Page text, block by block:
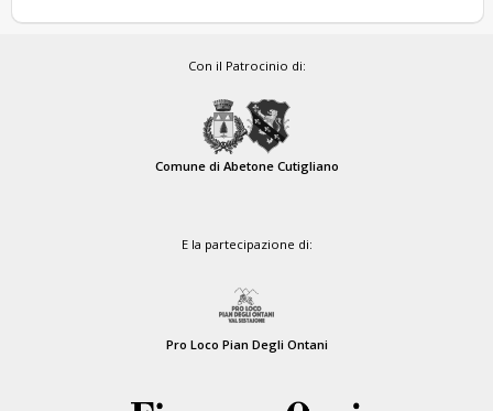
Con il Patrocinio di:
Comune di Abetone Cutigliano
E la partecipazione di:
Pro Loco Pian Degli Ontani